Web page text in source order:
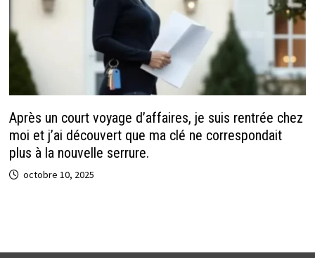
Après un court voyage d’affaires, je suis rentrée chez
moi et j’ai découvert que ma clé ne correspondait
plus à la nouvelle serrure.
octobre 10, 2025